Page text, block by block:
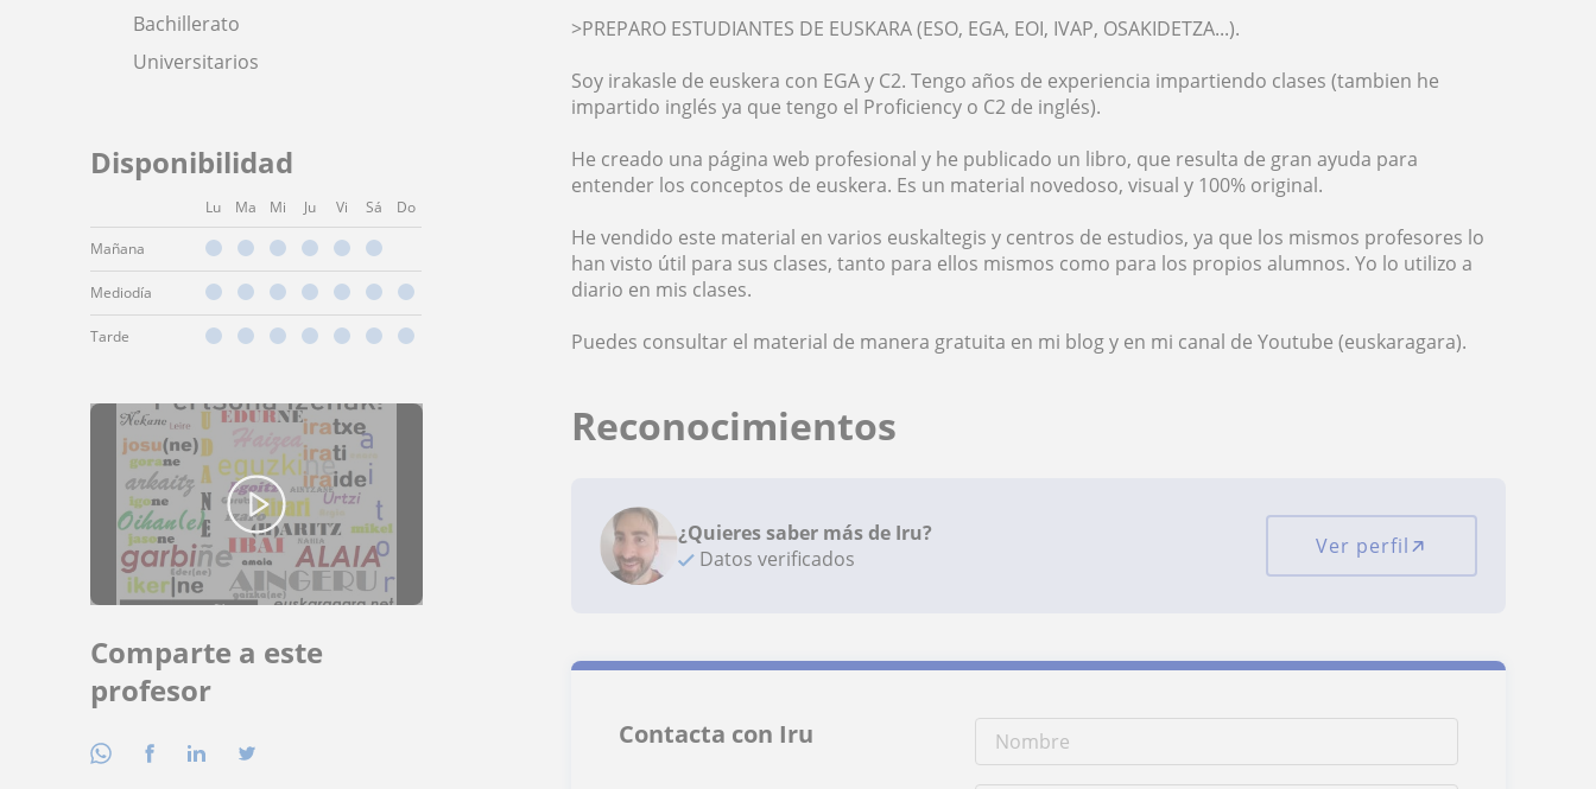
Bachillerato
Universitarios
Disponibilidad
Lu Ma Mi Ju Vi Sá Do
Mañana
Mediodía
Tarde
Comparte a este
profesor
>PREPARO ESTUDIANTES DE EUSKARA (ESO, EGA, EOI, IVAP, OSAKIDETZA...).
Soy irakasle de euskera con EGA y C2. Tengo años de experiencia impartiendo clases (tambien he
impartido inglés ya que tengo el Proficiency o C2 de inglés).
He creado una página web profesional y he publicado un libro, que resulta de gran ayuda para
entender los conceptos de euskera. Es un material novedoso, visual y 100% original.
He vendido este material en varios euskaltegis y centros de estudios, ya que los mismos profesores lo
han visto útil para sus clases, tanto para ellos mismos como para los propios alumnos. Yo lo utilizo a
diario en mis clases.
Puedes consultar el material de manera gratuita en mi blog y en mi canal de Youtube (euskaragara).
Reconocimientos
¿Quieres saber más de Iru?
Datos verificados
Ver perfil
Contacta con Iru